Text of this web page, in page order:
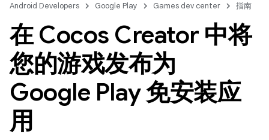
Android Developers Google Play Games dev center 指南
在 Cocos Creator 中将
您的游戏发布为
Google Play 免安装应
用